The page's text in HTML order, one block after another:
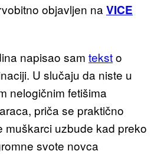
objavljen na VICE
napisao sam teksto
U slučaju da niste u
nelogičnim fetišima
, priča se praktično
muškarci uzbude kad preko
svote novca